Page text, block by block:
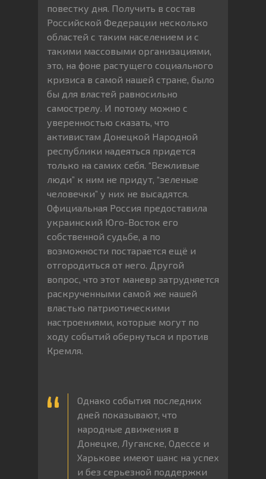
повестку дня. Получить в состав
Российской Федерации несколько
областей с таким населением и с
такими массовыми организациями,
это, на фоне растущего социального
кризиса в самой нашей стране, было
бы для властей равносильно
самострелу. И потому можно с
уверенностью сказать, что
активистам Донецкой Народной
республики надеяться придется
только на самих себя. “Вежливые
люди” к ним не придут, “зеленые
человечки” у них не высадятся.
Официальная Россия предоставила
украинский Юго-Восток его
собственной судьбе, а по
возможности постарается ещё и
отгородиться от него. Другой
вопрос, что этот маневр затрудняется
раскрученными самой же нашей
властью патриотическими
настроениями, которые могут по
ходу событий обернуться и против
Кремля.
Однако события последних
дней показывают, что
народные движения в
Донецке, Луганске, Одессе и
Харькове имеют шанс на успех
и без серьезной поддержки